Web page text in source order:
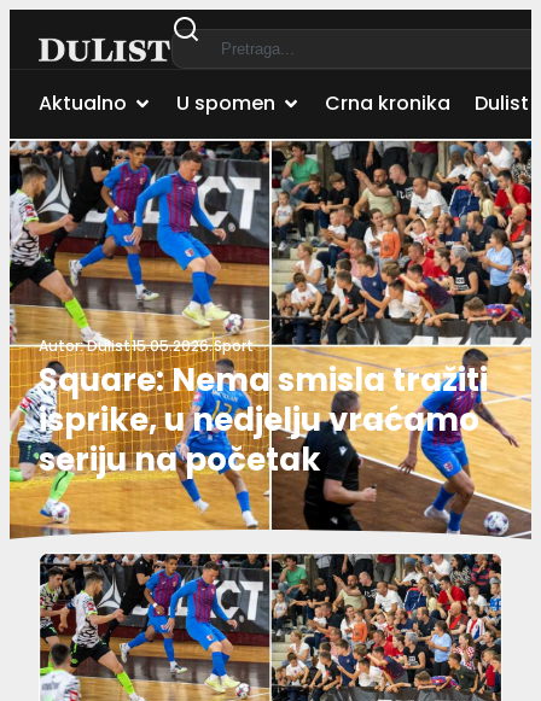
Aktualno U spomen Crna kronika Dulist
Autor:Dulist15.05.2026.Sport
Square: Nema smisla tražiti
isprike, u nedjelju vraćamo
seriju na početak